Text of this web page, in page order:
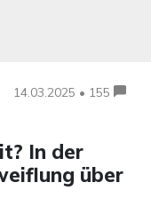
14.03.2025 • 155
In der
über